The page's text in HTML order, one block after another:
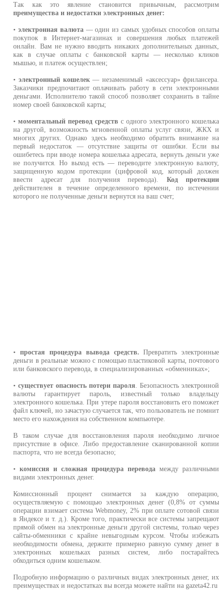
Так как это явление становится привычным, рассмотрим
преимущества и недостатки электронных денег:
• электронная валюта — один из самых удобных способов оплаты
покупок в Интернет-магазинах и совершения любых платежей
онлайн. Вам не нужно вводить никаких дополнительных данных,
как в случае оплаты с банковской карты — несколько кликов
мышью, и платеж осуществлен;
• электронный кошелек— незаменимый «аксессуар» фрилансера.
Заказчики предпочитают оплачивать работу в сети электронными
деньгами. Исполнителю такой способ позволяет сохранить в тайне
номер своей банковской карты;
•моментальный перевод средств с одного электронного кошелька
на другой, возможность мгновенной оплаты услуг связи, ЖКХ и
многих других. Однако здесь необходимо обратить внимание на
первый недостаток — отсутствие защиты от ошибки. Если вы
ошибетесь при вводе номера кошелька адресата, вернуть деньги уже
не получится. Но выход есть — переводите электронную валюту,
защищенную кодом протекции (цифровой код, который должен
ввести адресат для получения перевода). Код протекции
действителен в течение определенного времени, по истечении
которого не полученные деньги вернутся на ваш счет;
•простая процедура вывода средств. Превратить электронные
деньги в реальные можно с помощью пластиковой карты, почтового
или банковского перевода, в специализированных «обменниках»;
•существует опасность потери пароля . Безопасность электронной
валюты гарантирует пароль, известный только владельцу
электронного кошелька. При утере пароля восстановить его поможет
файл ключей, но зачастую случается так, что пользователь не помнит
место его нахождения на собственном компьютере.
В таком случае для восстановления пароля необходимо личное
присутствие в офисе. Либо предоставление сканированной копии
паспорта, что не всегда безопасно;
•комиссия и сложная процедура перевода между различными
видами электронных денег.
Комиссионный процент снимается за каждую операцию,
осуществляемую с помощью электронных денег (0,8% от суммы
операции взимает система Webmoney, 2% при оплате сотовой связи
в Яндексе и т. д.). Кроме того, практически все системы запрещают
прямой обмен на электронные деньги другой системы, только через
сайты-обменники с крайне невыгодным курсом. Чтобы избежать
необходимости обмена, держите примерно равную сумму денег в
электронных кошельках разных систем, либо постарайтесь
обходиться одним кошельком.
Подробную информацию о различных видах электронных денег, их
преимуществах и недостатках вы всегда можете найти на gazeta42.ru